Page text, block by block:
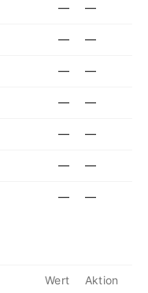
— —
— —
— —
— —
— —
— —
— —
Wert Aktion